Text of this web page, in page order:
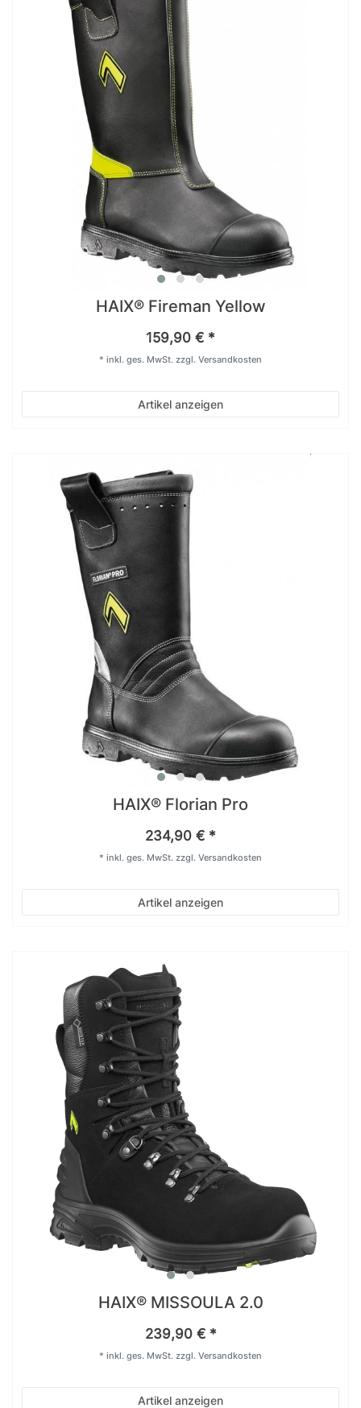
HAIX® Fireman Yellow
159,90 € *
Artikel anzeigen
* inkl. ges. MwSt. zzgl. Versandkosten
HAIX® Florian Pro
234,90 € *
Artikel anzeigen
* inkl. ges. MwSt. zzgl. Versandkosten
HAIX® MISSOULA 2.0
239,90 € *
Artikel anzeigen
* inkl. ges. MwSt. zzgl. Versandkosten